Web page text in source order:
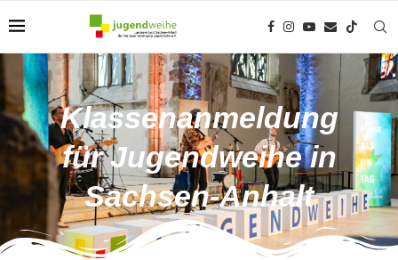
Klassenanmeldung
für Jugendweihe in
Sachsen-Anhalt